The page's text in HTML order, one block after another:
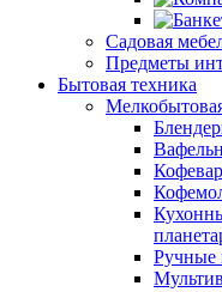
Садовая
Предметы
Бытовая техника
Ручные